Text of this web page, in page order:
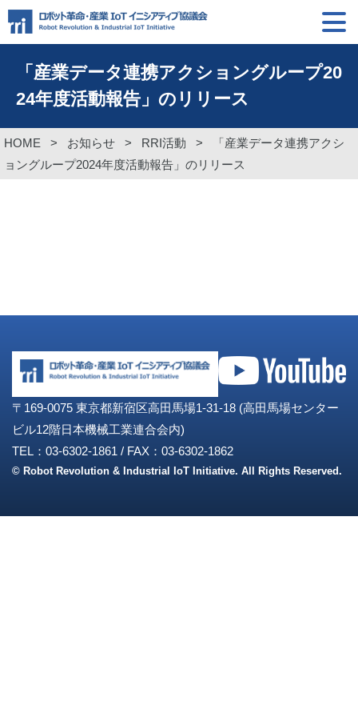
「産業データ連携アクショングループ20
24年度活動報告」のリリース
HOME > お知らせ > RRI活動 >
「産業データ連携アクシ
ョングループ2024年度活動報告」のリリース
〒169-0075 東京都新宿区高田馬場1-31-18 (高田馬場センター
ビル12階日本機械工業連合会内)
TEL：03-6302-1861 / FAX：03-6302-1862
© Robot Revolution & Industrial IoT Initiative. All Rights Reserved.